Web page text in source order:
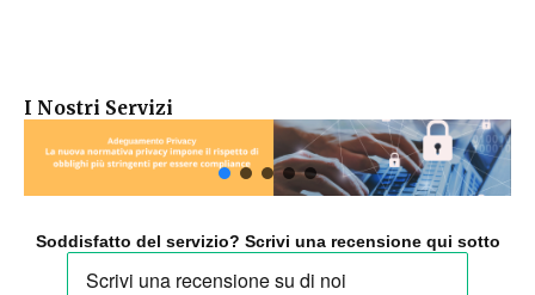
I Nostri Servizi
Soddisfatto del servizio? Scrivi una recensione qui sotto